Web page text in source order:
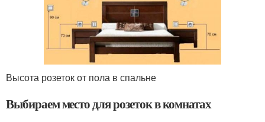
Высота розеток от пола в спальне
Выбираем место для розеток в комнатах